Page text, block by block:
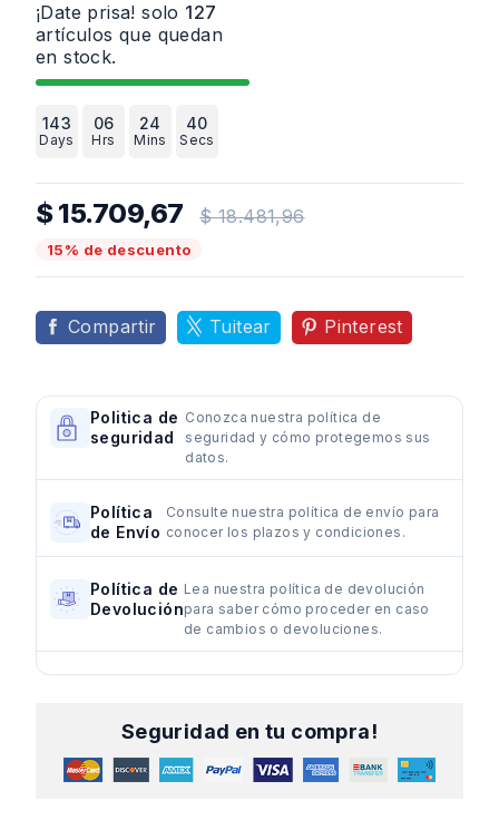
¡Date prisa! solo 127
artículos que quedan
en stock.
143
Days
06
Hrs
24
Mins
39
Secs
$ 15.709,67 $ 18.481,96
15% de descuento
Compartir Tuitear Pinterest
Politica de
seguridad
Conozca nuestra política de
seguridad y cómo protegemos sus
datos.
Política
de Envío
Consulte nuestra política de envío para
conocer los plazos y condiciones.
Política de
Devolución
Lea nuestra política de devolución
para saber cómo proceder en caso
de cambios o devoluciones.
Seguridad en tu compra!